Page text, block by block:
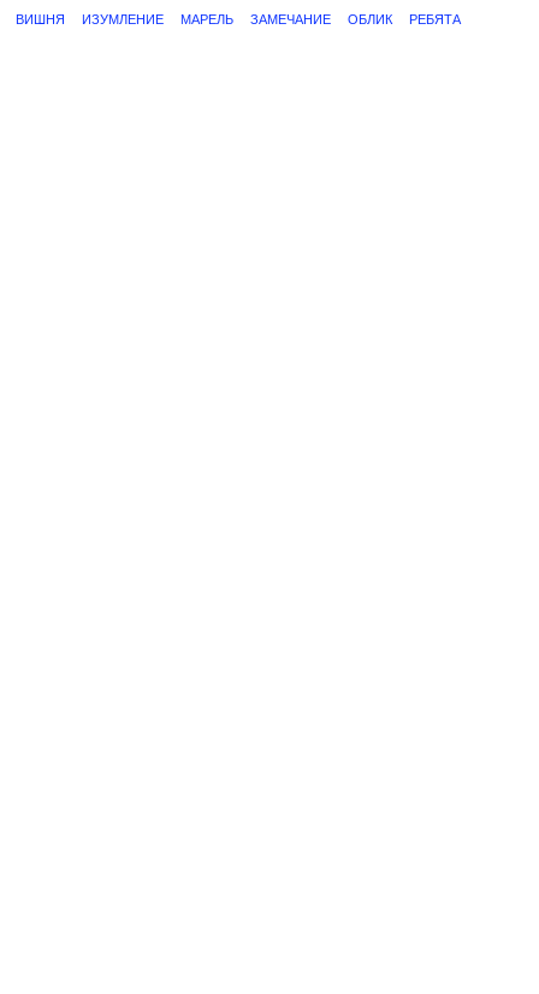
ВИШНЯ ИЗУМЛЕНИЕ МАРЕЛЬ ЗАМЕЧАНИЕ ОБЛИК РЕБЯТА